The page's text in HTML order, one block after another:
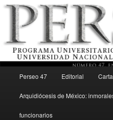
Perseo – PUDH
Ir al contenido secundario
Perseo 47 Editorial
Arquidiócesis de México:
funcionarios